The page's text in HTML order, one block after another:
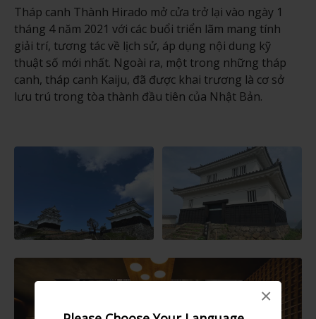
×
Tháp canh Thành Hirado mở cửa trở lại vào ngày 1
tháng 4 năm 2021 với các buổi triển lãm mang tính
giải trí, tương tác về lịch sử, áp dụng nội dung kỹ
thuật số mới nhất. Ngoài ra, một trong những tháp
canh, tháp canh Kaiju, đã được khai trương là cơ sở
lưu trú trong tòa thành đầu tiên của Nhật Bản.